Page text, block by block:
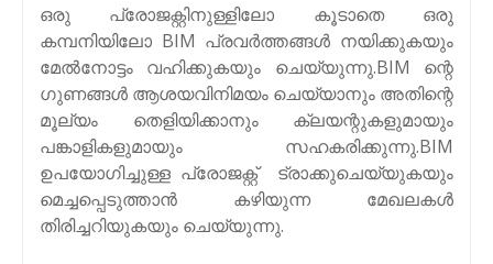
ഒരു പ്രോജക്റ്റിനുള്ളിലോ കൂടാതെ ഒരു
കമ്പനിയിലോ BIM പ്രവർത്തങ്ങൾ നയിക്കുകയും
മേൽനോട്ടം വഹിക്കുകയും ചെയ്യുന്നു.BIM ന്റെ
ഗുണങ്ങൾ ആശയവിനിമയം ചെയ്യാനും അതിന്റെ
മൂല്യം തെളിയിക്കാനും ക്ലയന്റുകളുമായും
പങ്കാളികളുമായും സഹകരിക്കുന്നു.BIM
ഉപയോഗിച്ചുള്ള പ്രോജക്റ്റ് ട്രാക്കുചെയ്യുകയും
മെച്ചപ്പെടുത്താൻ കഴിയുന്ന മേഖലകൾ
തിരിച്ചറിയുകയും ചെയ്യുന്നു.